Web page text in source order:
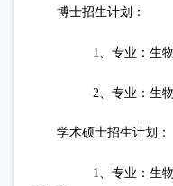
博士招生计划：
1、专业：生物
2、专业：生物
学术硕士招生计划：
1、专业：生物